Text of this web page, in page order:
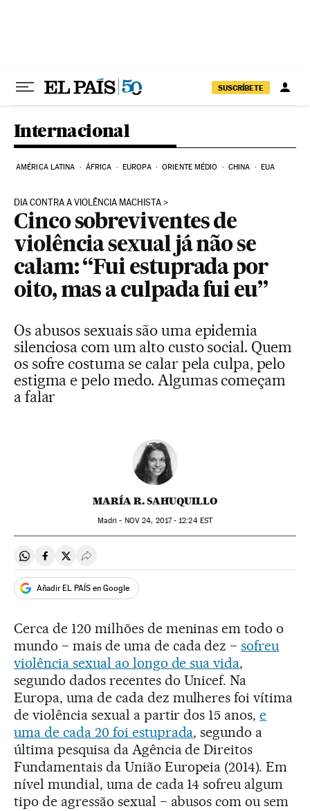
SUSCRÍBETE
Internacional
AMÉRICA LATINA ÁFRICA EUROPA ORIENTE MÉDIO CHINA EUA
DIA CONTRA A VIOLÊNCIA MACHISTA
Cinco sobreviventes de
violência sexual já não se
calam: “Fui estuprada por
oito, mas a culpada fui eu”
Os abusos sexuais são uma epidemia
silenciosa com um alto custo social. Quem
os sofre costuma se calar pela culpa, pelo
estigma e pelo medo. Algumas começam
a falar
MARÍA R. SAHUQUILLO
Madri - NOV 24, 2017 - 12:24EST
Compartir en Whatsapp
Compartir en Facebook
Compartir en Twitter
Desplegar Redes Sociales
Añadir EL PAÍS en Google
Cerca de 120 milhões de meninas em todo o
mundo − mais de uma de cada dez −sofreu
violência sexual ao longo de sua vida,
segundo dados recentes do Unicef. Na
Europa, uma de cada dez mulheres foi vítima
de violência sexual a partir dos 15 anos,e
uma de cada 20 foi estuprada, segundo a
última pesquisa da Agência de Direitos
Fundamentais da União Europeia (2014). Em
nível mundial, uma de cada 14 sofreu algum
tipo de agressão sexual − abusos com ou sem